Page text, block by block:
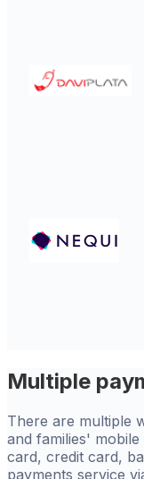
Multiple
There are multiple
and families'
card, credit card,
payments service